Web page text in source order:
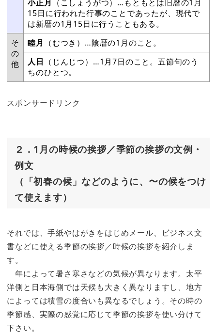
小正月
（こしょうがつ）…もともとは旧暦の1月
15日に行われた行事のことであったが、現代で
は新暦の1月15日に行うこともある。
そ
の
他
睦月 （むつき）…陰暦の1月のこと。
人日 （じんじつ）…1月7日のこと。五節句のう
ちのひとつ。
スポンサードリンク
２．1月の時候の挨拶／季節の挨拶の文例・
例文
（「初春の候」などのように、〜の候をつけ
て使えます）
それでは、手紙やはがきをはじめメール、ビジネス文
書などに使える季節の挨拶／時候の挨拶を紹介しま
す。
年によって暑さ寒さなどの気候が異なります。太平
洋側と日本海側では天候も大きく異なりますし、地方
によっては積雪の度合いも異なるでしょう。その時の
季節感、実際の感覚に応じて季節の挨拶を使い分けて
下さい。